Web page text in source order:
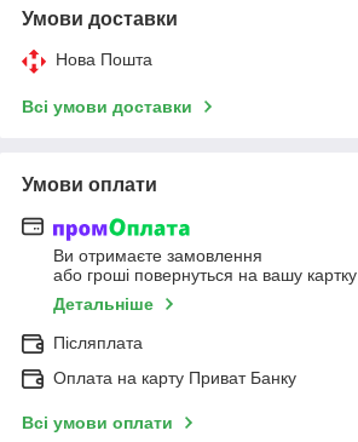
Умови доставки
Нова Пошта
Всі умови доставки
Умови оплати
Ви отримаєте замовлення
або гроші повернуться на вашу картку
Детальніше
Післяплата
Оплата на карту Приват Банку
Всі умови оплати